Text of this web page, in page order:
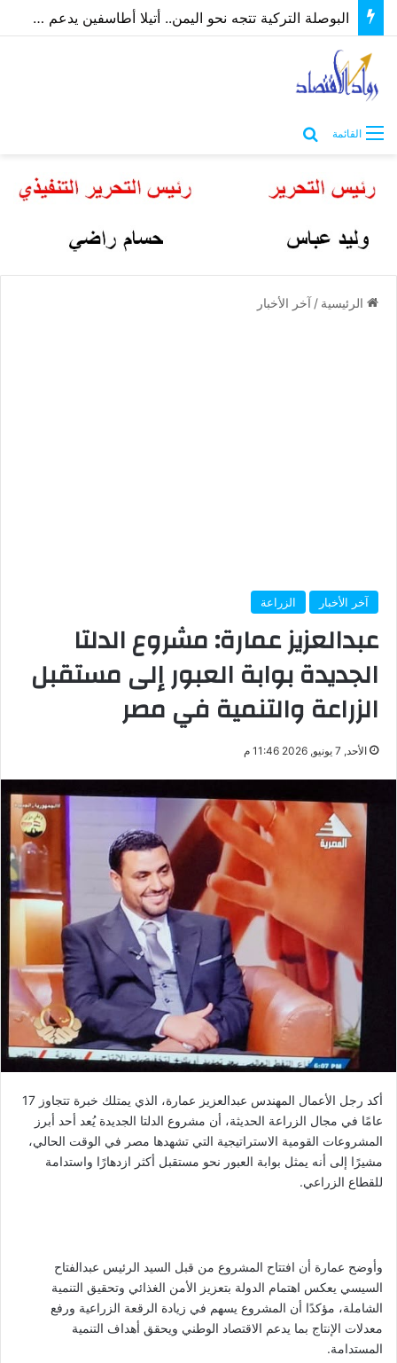
البوصلة التركية تتجه نحو اليمن.. أتيلا أطاسفين يدعم مسارات الشراكة الاقتصادية والاستثمارية
القائمة
الرئيسية / آخر الأخبار
آخر الأخبار الزراعة
عبدالعزيز عمارة: مشروع الدلتا
الجديدة بوابة العبور إلى مستقبل
الزراعة والتنمية في مصر
الأحد, 7 يونيو, 2026 11:46 م
أكد رجل الأعمال المهندس عبدالعزيز عمارة، الذي يمتلك خبرة تتجاوز 17
عامًا في مجال الزراعة الحديثة، أن مشروع الدلتا الجديدة يُعد أحد أبرز
المشروعات القومية الاستراتيجية التي تشهدها مصر في الوقت الحالي،
مشيرًا إلى أنه يمثل بوابة العبور نحو مستقبل أكثر ازدهارًا واستدامة
للقطاع الزراعي.
وأوضح عمارة أن افتتاح المشروع من قبل السيد الرئيس عبدالفتاح
السيسي يعكس اهتمام الدولة بتعزيز الأمن الغذائي وتحقيق التنمية
الشاملة، مؤكدًا أن المشروع يسهم في زيادة الرقعة الزراعية ورفع
معدلات الإنتاج بما يدعم الاقتصاد الوطني ويحقق أهداف التنمية
المستدامة.